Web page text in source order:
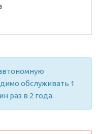
обслуживать 1
раз в 2 года.